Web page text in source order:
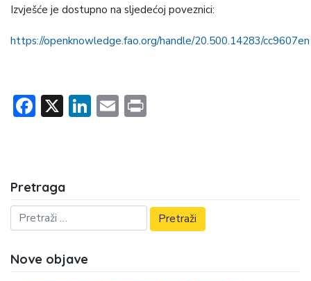
Izvješće je dostupno na sljedećoj poveznici:
https://openknowledge.fao.org/handle/20.500.14283/cc9607en
Facebook
X LinkedIn
Email
Pretraga
Nove objave